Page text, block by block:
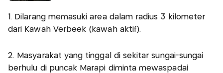
1. Dilarang memasuki area dalam radius 3 kilometer
dari Kawah Verbeek (kawah aktif).
2. Masyarakat yang tinggal di sekitar sungai-sungai
berhulu di puncak Marapi diminta mewaspadai